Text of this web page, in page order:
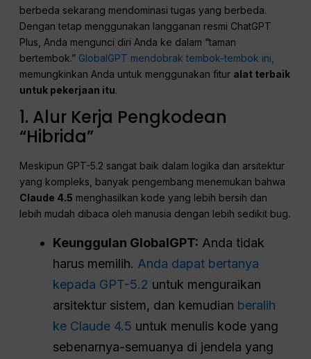
berbeda sekarang mendominasi tugas yang berbeda.
Dengan tetap menggunakan langganan resmi ChatGPT
Plus, Anda mengunci diri Anda ke dalam “taman
bertembok.” GlobalGPT mendobrak tembok-tembok ini,
memungkinkan Anda untuk menggunakan fitur alat terbaik
untuk pekerjaan itu.
1. Alur Kerja Pengkodean
“Hibrida”
Meskipun GPT-5.2 sangat baik dalam logika dan arsitektur
yang kompleks, banyak pengembang menemukan bahwa
Claude 4.5 menghasilkan kode yang lebih bersih dan
lebih mudah dibaca oleh manusia dengan lebih sedikit bug.
Keunggulan GlobalGPT: Anda tidak
harus memilih. Anda dapat bertanya
kepada GPT-5.2 untuk menguraikan
arsitektur sistem, dan kemudian beralih
ke Claude 4.5 untuk menulis kode yang
sebenarnya-semuanya di jendela yang